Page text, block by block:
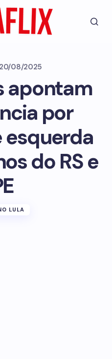
20/08/2025
apontam
por
esquerda
do RS e
LULA